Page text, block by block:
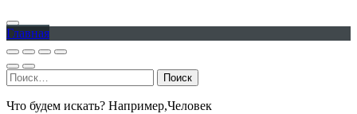
Главная
Найти:
Что будем искать? Например,Человек